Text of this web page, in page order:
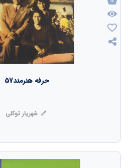
حرفه هنرمند57
شهریار توکلی